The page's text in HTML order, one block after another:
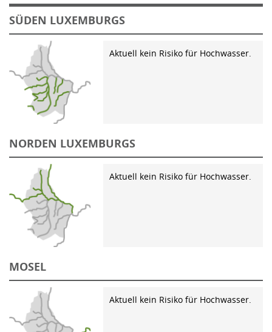
SÜDEN LUXEMBURGS
Aktuell kein Risiko für Hochwasser.
NORDEN LUXEMBURGS
Aktuell kein Risiko für Hochwasser.
MOSEL
Aktuell kein Risiko für Hochwasser.